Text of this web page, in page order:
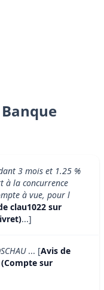
3 mois et 1.25 %
à la concurrence
à vue, pour l
clau1022 sur
...]
... [Avis de
sur